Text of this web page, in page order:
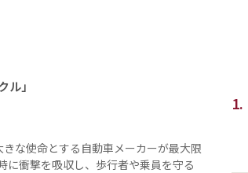
」
な使命とする自動車メーカーが最大限
衝撃を吸収し、歩行者や乗員を守る
1.